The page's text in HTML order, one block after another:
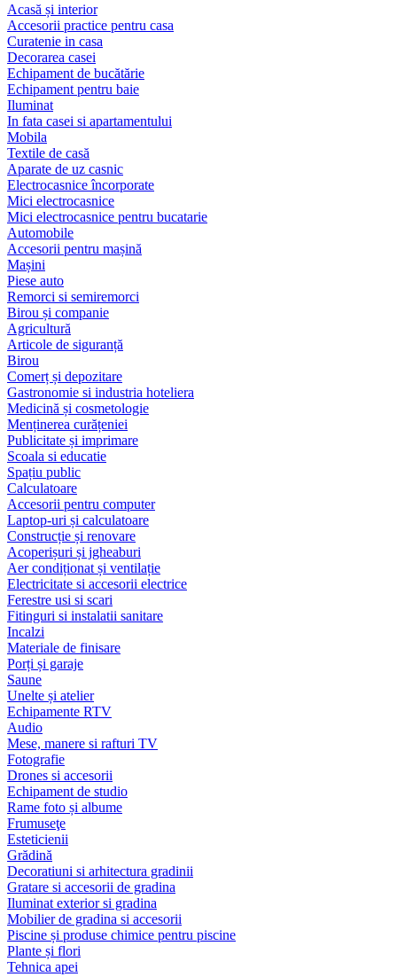
Acasă și interior
Accesorii practice pentru casa
Curatenie in casa
Decorarea casei
Echipament de bucătărie
Echipament pentru baie
Iluminat
In fata casei si apartamentului
Mobila
Textile de casă
Aparate de uz casnic
Electrocasnice încorporate
Mici electrocasnice
Mici electrocasnice pentru bucatarie
Automobile
Accesorii pentru mașină
Mașini
Piese auto
Remorci si semiremorci
Birou și companie
Agricultură
Articole de siguranță
Birou
Comerț și depozitare
Gastronomie si industria hoteliera
Medicină și cosmetologie
Menținerea curățeniei
Publicitate și imprimare
Scoala si educatie
Spațiu public
Calculatoare
Accesorii pentru computer
Laptop-uri și calculatoare
Construcție și renovare
Acoperișuri și jgheaburi
Aer condiționat și ventilație
Electricitate si accesorii electrice
Ferestre usi si scari
Fitinguri si instalatii sanitare
Incalzi
Materiale de finisare
Porți și garaje
Saune
Unelte și atelier
Echipamente RTV
Audio
Mese, manere si rafturi TV
Fotografie
Drones si accesorii
Echipament de studio
Rame foto și albume
Frumuseţe
Esteticienii
Grădină
Decoratiuni si arhitectura gradinii
Gratare si accesorii de gradina
Iluminat exterior si gradina
Mobilier de gradina si accesorii
Piscine și produse chimice pentru piscine
Plante și flori
Tehnica apei